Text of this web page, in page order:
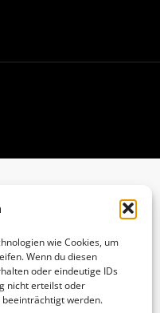
wie Cookies, um
Wenn du diesen
oder eindeutige IDs
nicht erteilst oder
werden.